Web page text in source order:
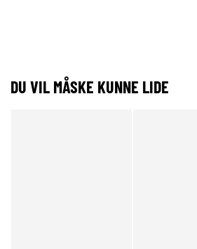
DU VIL MÅSKE KUNNE LIDE